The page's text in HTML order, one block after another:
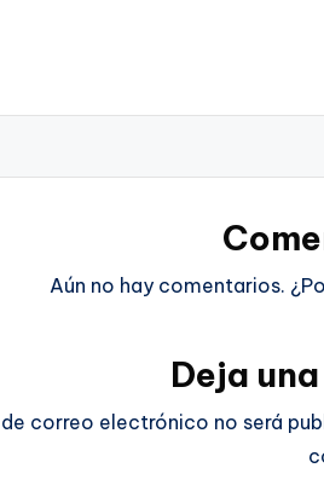
Aún no hay comentarios.
Deja
correo electrónico no será